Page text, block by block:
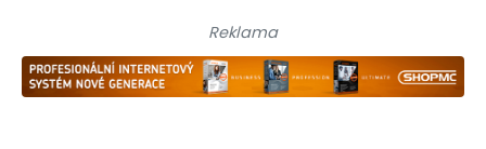
Reklama